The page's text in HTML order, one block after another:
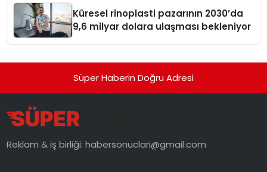
Küresel rinoplasti pazarının 2030’da
9,6 milyar dolara ulaşması bekleniyor
Süper Haberin Doğru Adresi
Reklam & iş birliği:habersonuclari@gmail.com